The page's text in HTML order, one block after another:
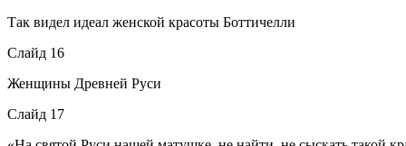
Так видел идеал женской красоты Боттичелли
Слайд 16
Женщины Древней Руси
Слайд 17